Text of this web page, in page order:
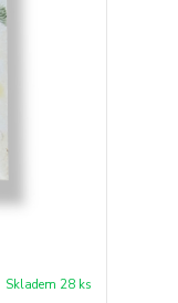
Skladem 28 ks